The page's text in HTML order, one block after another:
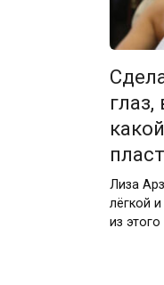
Лиза
лёгкой
из